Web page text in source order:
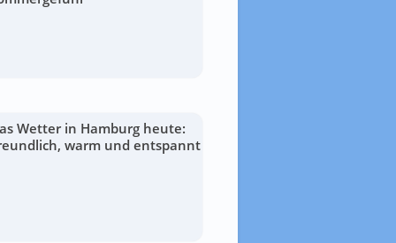
Wetter in Hamburg heute:
warm und entspannt